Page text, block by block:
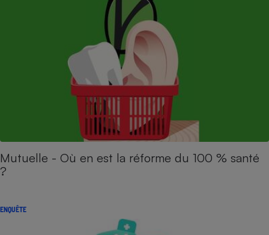
Mutuelle - Où en est la réforme du 100 % santé
?
ENQUÊTE